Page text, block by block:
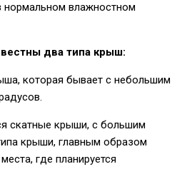
нормальном влажностном
два типа крыш:
которая бывает с небольшим
скатные крыши, с большим
крыши, главным образом
где планируется